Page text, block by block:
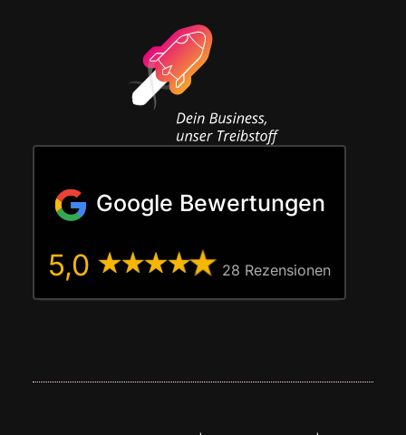
Google Bewertungen
5,0 28 Rezen­sio­nen